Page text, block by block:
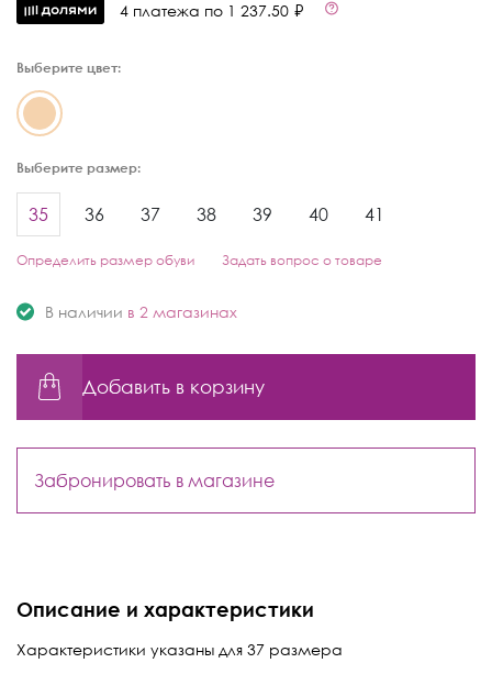
4 платежа по 1 237.50 ₽
Выберите цвет:
Выберите размер:
35 36 37 38 39 40 41
Определить размер обуви Задать вопрос о товаре
В наличии в 2 магазинах
Добавить в корзину
Забронировать в магазине
Описание и характеристики
Характеристики указаны для 37 размера